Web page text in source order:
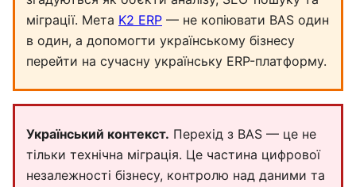
міграції. Мета K2 ERP — не копіювати BAS один
в один, а допомогти українському бізнесу
перейти на сучасну українську ERP-платформу.
Український контекст. Перехід з BAS — це не
тільки технічна міграція. Це частина цифрової
незалежності бізнесу, контролю над даними та